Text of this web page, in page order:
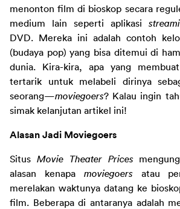
menonton film di bioskop secara
medium lain seperti aplikasi
DVD. Mereka ini adalah contoh
(budaya pop) yang bisa ditemui di
dunia. Kira-kira, apa yang
tertarik untuk melabeli dirinya
seorang—moviegoers? Kalau ingin
simak kelanjutan artikel ini!
Alasan Jadi Moviegoers
Situs Movie Theater Prices
alasan kenapa moviegoers atau
merelakan waktunya datang ke
film. Beberapa di antaranya adalah